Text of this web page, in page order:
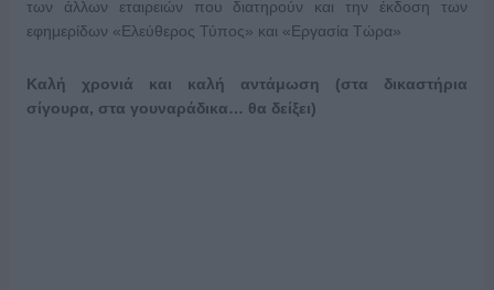
των άλλων εταιρειών που διατηρούν και την έκδοση των
εφημερίδων «Ελεύθερος Τύπος» και «Εργασία Τώρα»
Καλή χρονιά και καλή αντάμωση (στα δικαστήρια
σίγουρα, στα γουναράδικα… θα δείξει)